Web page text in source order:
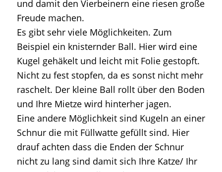
und damit den Vierbeinern eine riesen große
Freude machen.
Es gibt sehr viele Möglichkeiten. Zum
Beispiel ein knisternder Ball. Hier wird eine
Kugel gehäkelt und leicht mit Folie gestopft.
Nicht zu fest stopfen, da es sonst nicht mehr
raschelt. Der kleine Ball rollt über den Boden
und Ihre Mietze wird hinterher jagen.
Eine andere Möglichkeit sind Kugeln an einer
Schnur die mit Füllwatte gefüllt sind. Hier
drauf achten dass die Enden der Schnur
nicht zu lang sind damit sich Ihre Katze/ Ihr